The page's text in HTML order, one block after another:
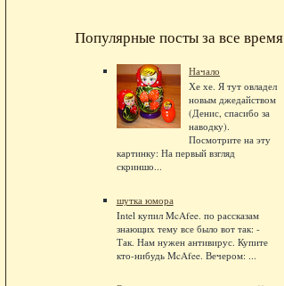
Популярные посты за все время
Начало
Хе хе. Я тут овладел
новым джедайством
(Денис, спасибо за
наводку).
Посмотрите на эту
картинку: На первый взгляд
скриншо...
шутка юмора
Intel купил McAfee. по рассказам
знающих тему все было вот так: -
Так. Нам нужен антивирус. Купите
кто-нибудь McAfee. Вечером: ...